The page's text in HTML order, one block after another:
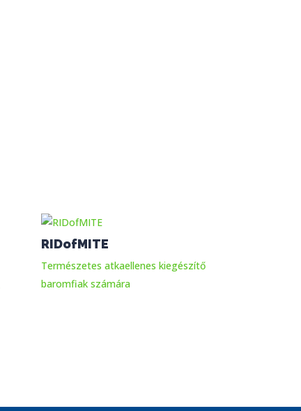
RIDofMITE
Természetes atkaellenes kiegészítő
baromfiak számára